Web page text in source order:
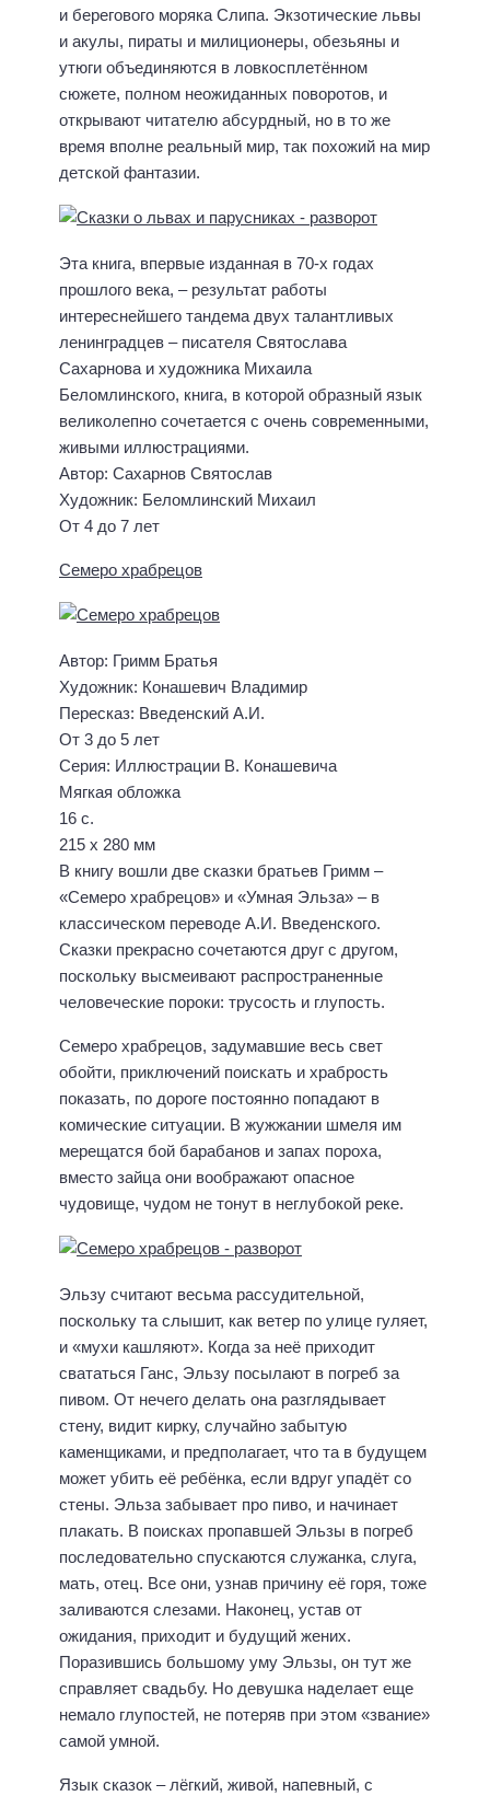
и берегового моряка Слипа. Экзотические львы
и акулы, пираты и милиционеры, обезьяны и
утюги объединяются в ловкосплетённом
сюжете, полном неожиданных поворотов, и
открывают читателю абсурдный, но в то же
время вполне реальный мир, так похожий на мир
детской фантазии.
Эта книга, впервые изданная в 70-х годах
прошлого века, – результат работы
интереснейшего тандема двух талантливых
ленинградцев – писателя Святослава
Сахарнова и художника Михаила
Беломлинского, книга, в которой образный язык
великолепно сочетается с очень современными,
живыми иллюстрациями.
Автор: Сахарнов Святослав
Художник: Беломлинский Михаил
От 4 до 7 лет
Семеро храбрецов
Автор: Гримм Братья
Художник: Конашевич Владимир
Пересказ: Введенский А.И.
От 3 до 5 лет
Серия: Иллюстрации В. Конашевича
Мягкая обложка
16 с.
215 х 280 мм
В книгу вошли две сказки братьев Гримм –
«Семеро храбрецов» и «Умная Эльза» – в
классическом переводе А.И. Введенского.
Сказки прекрасно сочетаются друг с другом,
поскольку высмеивают распространенные
человеческие пороки: трусость и глупость.
Семеро храбрецов, задумавшие весь свет
обойти, приключений поискать и храбрость
показать, по дороге постоянно попадают в
комические ситуации. В жужжании шмеля им
мерещатся бой барабанов и запах пороха,
вместо зайца они воображают опасное
чудовище, чудом не тонут в неглубокой реке.
Эльзу считают весьма рассудительной,
поскольку та слышит, как ветер по улице гуляет,
и «мухи кашляют». Когда за неё приходит
свататься Ганс, Эльзу посылают в погреб за
пивом. От нечего делать она разглядывает
стену, видит кирку, случайно забытую
каменщиками, и предполагает, что та в будущем
может убить её ребёнка, если вдруг упадёт со
стены. Эльза забывает про пиво, и начинает
плакать. В поисках пропавшей Эльзы в погреб
последовательно спускаются служанка, слуга,
мать, отец. Все они, узнав причину её горя, тоже
заливаются слезами. Наконец, устав от
ожидания, приходит и будущий жених.
Поразившись большому уму Эльзы, он тут же
справляет свадьбу. Но девушка наделает еще
немало глупостей, не потеряв при этом «звание»
самой умной.
Язык сказок – лёгкий, живой, напевный, с